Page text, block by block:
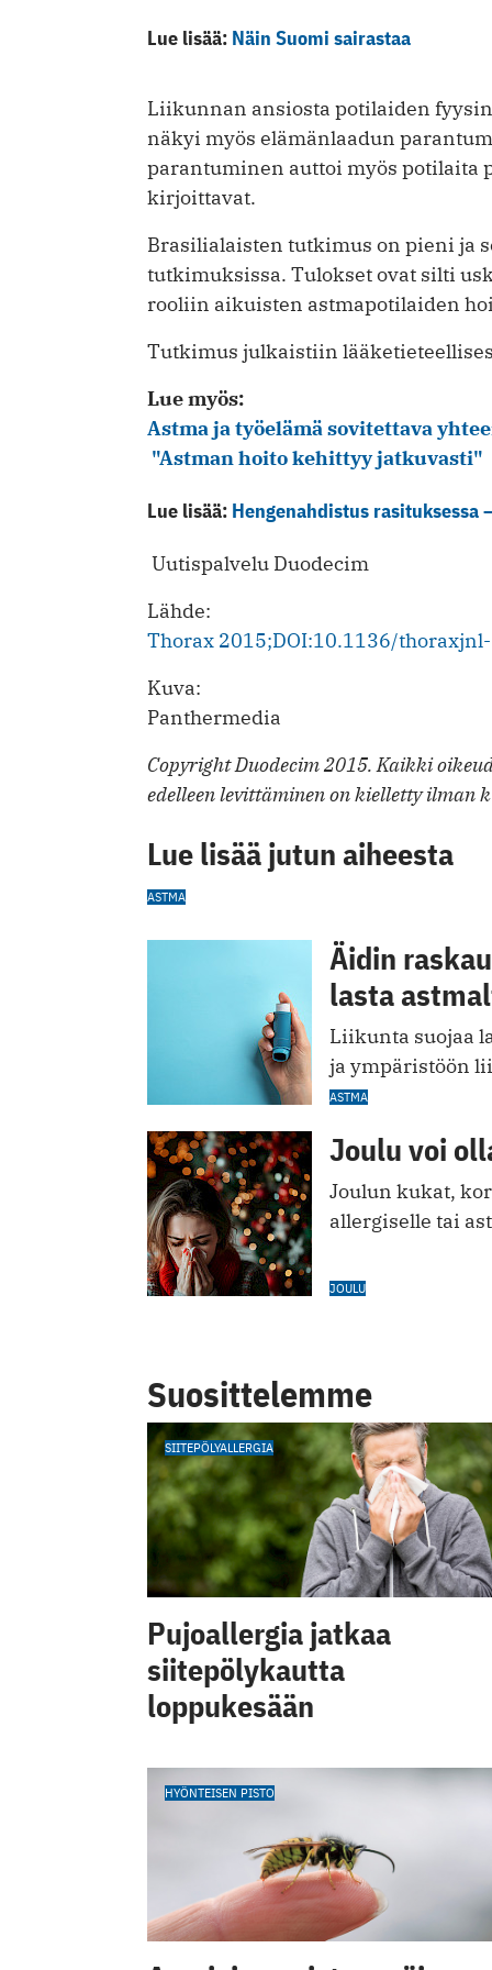
Lue lisää: Näin Suomi sairastaa
Liikunnan ansiosta potilaiden
näkyi myös elämänlaadun
parantuminen auttoi myös potilaita
kirjoittavat.
Brasilialaisten tutkimus on pieni ja
tutkimuksissa. Tulokset ovat silti
rooliin aikuisten astmapotilaiden
Tutkimus julkaistiin
Lue myös:
Astma ja työelämä sovitettava
"Astman hoito kehittyy jatkuvasti"
Lue lisää: Hengenahdistus
Uutispalvelu Duodecim
Lähde:
Thorax 2015;DOI:10.1136/
Kuva:
Panthermedia
Copyright Duodecim 2015. Kaikki
edelleen levittäminen on kielletty ilman
Lue lisää jutun aiheesta
ASTMA
Äidin
lasta
Liikunta suojaa
ja ympäristöön
ASTMA
Joulu voi
Joulun kukat,
allergiselle tai
JOULU
Suosittelemme
SIITEPÖLYALLERGIA
Pujoallergia jatkaa
siitepölykautta
loppukesään
HYÖNTEISEN PISTO